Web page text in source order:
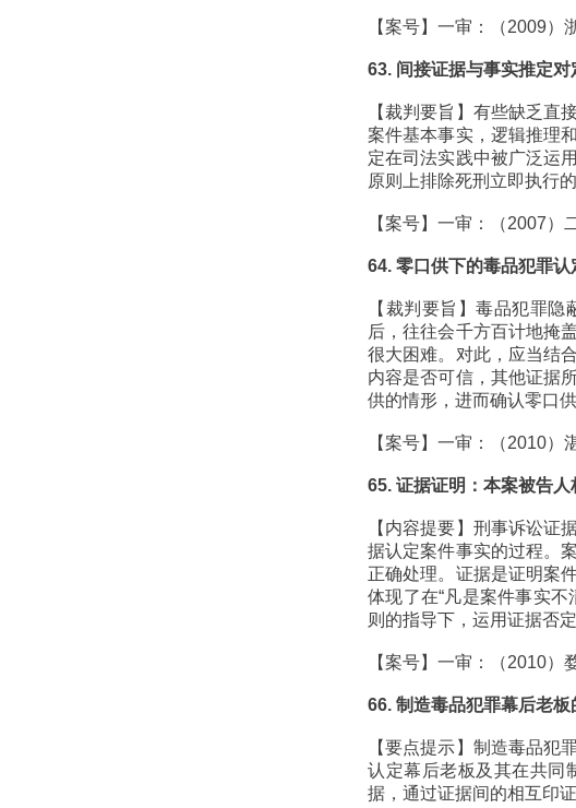
【案号】一审：（2009
63. 间接证据与事实推定
【裁判要旨】有些缺乏直
案件基本事实，逻辑推理
定在司法实践中被广泛运
原则上排除死刑立即执行
【案号】一审：（2007
64. 零口供下的毒品犯罪认
【裁判要旨】毒品犯罪
后，往往会千方百计地掩
很大困难。对此，应当结
内容是否可信，其他证据
供的情形，进而确认零口
【案号】一审：（2010）
65. 证据证明：本案被告
【内容提要】刑事诉讼证
据认定案件事实的过程。
正确处理。证据是证明案
体现了在“凡是案件事实
则的指导下，运用证据否
【案号】一审：（2010）
66. 制造毒品犯罪幕后老板
【要点提示】制造毒品犯
认定幕后老板及其在共同
据，通过证据间的相互印